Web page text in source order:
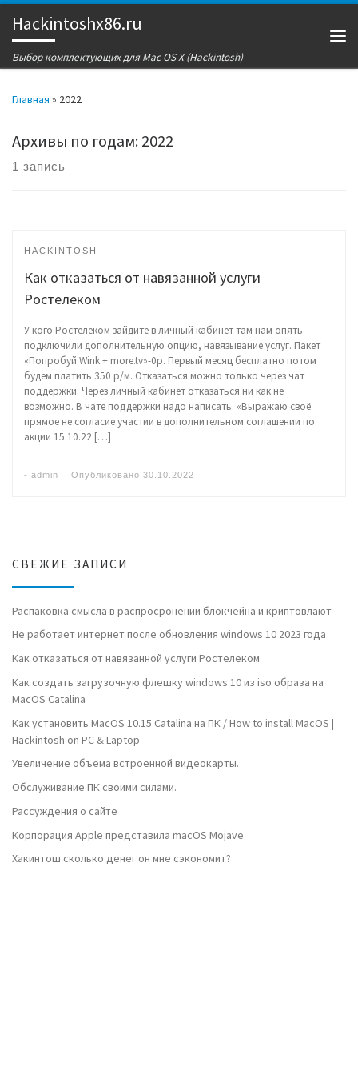
Перейти к содержимому
Hackintoshx86.ru
Выбор комплектующих для Mac OS X (Hackintosh)
Главная » 2022
Архивы по годам:2022
1 запись
HACKINTOSH
Как отказаться от навязанной услуги
Ростелеком
У кого Ростелеком зайдите в личный кабинет там нам опять
подключили дополнительную опцию, навязывание услуг. Пакет
«Попробуй Wink + more.tv»-0р. Первый месяц бесплатно потом
будем платить 350 р/м. Отказаться можно только через чат
поддержки. Через личный кабинет отказаться ни как не
возможно. В чате поддержки надо написать. «Выражаю своё
прямое не согласие участии в дополнительном соглашении по
акции 15.10.22 […]
- admin Опубликовано 30.10.2022
СВЕЖИЕ ЗАПИСИ
Распаковка смысла в распросронении блокчейна и криптовлают
Не работает интернет после обновления windows 10 2023 года
Как отказаться от навязанной услуги Ростелеком
Как создать загрузочную флешку windows 10 из iso образа на
MacOS Catalina
Как установить MacOS 10.15 Catalina на ПК / How to install MacOS |
Hackintosh on PC & Laptop
Увеличение объема встроенной видеокарты.
Обслуживание ПК своими силами.
Рассуждения о сайте
Корпорация Apple представила macOS Mojave
Хакинтош сколько денег он мне сэкономит?